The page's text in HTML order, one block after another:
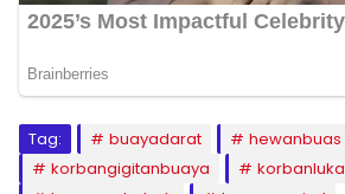
Tag: buayadarat
hewanbuas
korbangigitanbuaya
korbanluka